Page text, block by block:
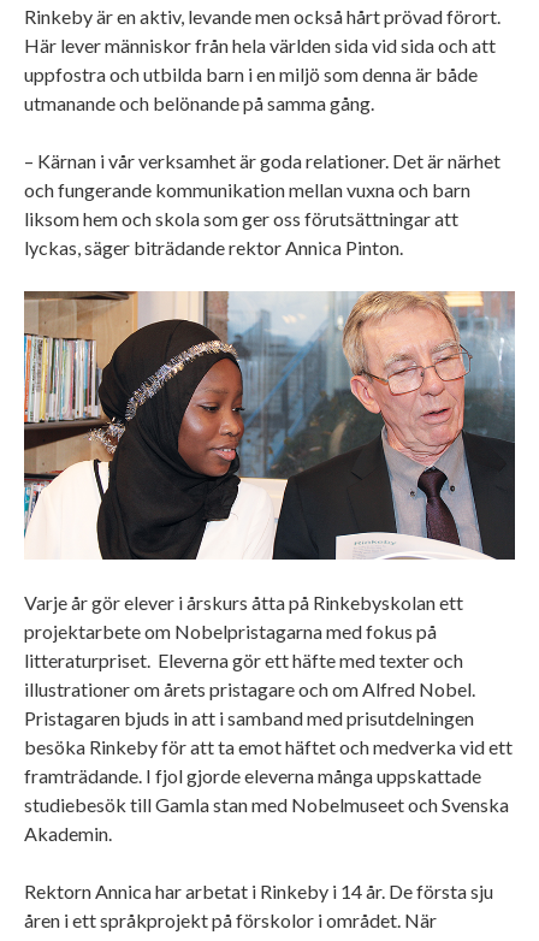
Rinkeby är en aktiv, levande men också hårt prövad förort.
Här lever människor från hela världen sida vid sida och att
uppfostra och utbilda barn i en miljö som denna är både
utmanande och belönande på samma gång.
– Kärnan i vår verksamhet är goda relationer. Det är närhet
och fungerande kommunikation mellan vuxna och barn
liksom hem och skola som ger oss förutsättningar att
lyckas, säger biträdande rektor Annica Pinton.
Varje år gör elever i årskurs åtta på Rinkebyskolan ett
projektarbete om Nobelpristagarna med fokus på
litteraturpriset. Eleverna gör ett häfte med texter och
illustrationer om årets pristagare och om Alfred Nobel.
Pristagaren bjuds in att i samband med prisutdelningen
besöka Rinkeby för att ta emot häftet och medverka vid ett
framträdande. I fjol gjorde eleverna många uppskattade
studiebesök till Gamla stan med Nobelmuseet och Svenska
Akademin.
Rektorn Annica har arbetat i Rinkeby i 14 år. De första sju
åren i ett språkprojekt på förskolor i området. När